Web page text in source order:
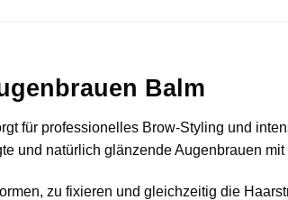
Balm
für professionelles Brow-Styling und
und natürlich glänzende Augenbrauen
zu fixieren und gleichzeitig die